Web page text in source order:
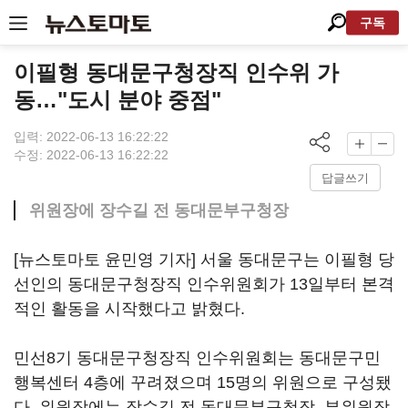
구독
이필형 동대문구청장직 인수위 가
동…"도시 분야 중점"
입력: 2022-06-13 16:22:22
수정: 2022-06-13 16:22:22
답글쓰기
위원장에 장수길 전 동대문부구청장
[뉴스토마토 윤민영 기자] 서울 동대문구는 이필형 당
선인의 동대문구청장직 인수위원회가 13일부터 본격
적인 활동을 시작했다고 밝혔다.
민선8기 동대문구청장직 인수위원회는 동대문구민
행복센터 4층에 꾸려졌으며 15명의 위원으로 구성됐